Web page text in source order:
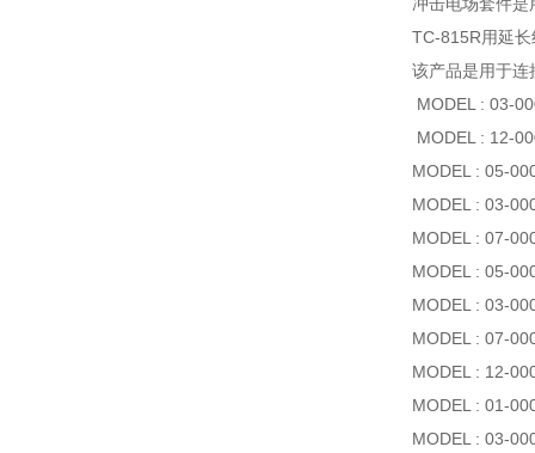
TC-815R用延
该产品是用于连
MODEL : 03-
MODEL : 12-
MODEL : 05-
MODEL : 03-
MODEL : 07-
MODEL : 05-
MODEL : 03-
MODEL : 07-
MODEL : 12-
MODEL : 01-
MODEL : 03-